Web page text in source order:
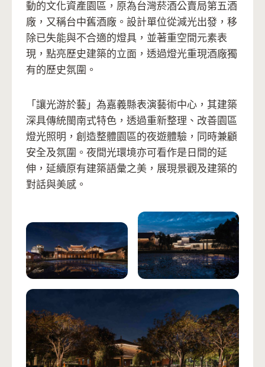
動的文化資產園區，原為台灣菸酒公賣局第五酒
廠，又稱台中舊酒廠。設計單位從減光出發，移
除已失能與不合適的燈具，並著重空間元素表
現，點亮歷史建築的立面，透過燈光重現酒廠獨
有的歷史氛圍。
「讓光游於藝」為嘉義縣表演藝術中心，其建築
深具傳統閩南式特色，透過重新整理、改善園區
燈光照明，創造整體園區的夜遊體驗，同時兼顧
安全及氛圍。夜間光環境亦可看作是日間的延
伸，延續原有建築語彙之美，展現景觀及建築的
對話與美感。